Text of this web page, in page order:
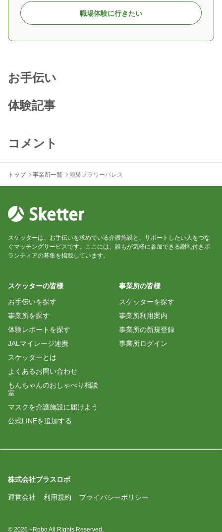
職場体験に行きたい
お手伝い
体験記事
コメント
トップ 事業所一覧 鴻巣フラワーパレス
スケッターは、お手伝いを求めている介護施設と、サポートしたい人をつな
ぐマッチングサービスです。ここには、誰もが気軽に参加できる謝礼付きボ
ランティアの募集を掲載しています。
スケッターの皆様
お手伝いを探す
事業所を探す
体験レポートを探す
JALマイレージ連携
スケッターとは
よくあるお問い合わせ
もんちゃんのおしゃべり相談
室
マスクを介護施設に届けよう
公式LINEを追加する
事業所の皆様
スケッターを探す
事業所利用案内
事業所の新規登録
事業所ログイン
株式会社プラスロボ
運営会社 利用規約 プライバシーポリシー
© 2026 +Robo All Rights Reserved.